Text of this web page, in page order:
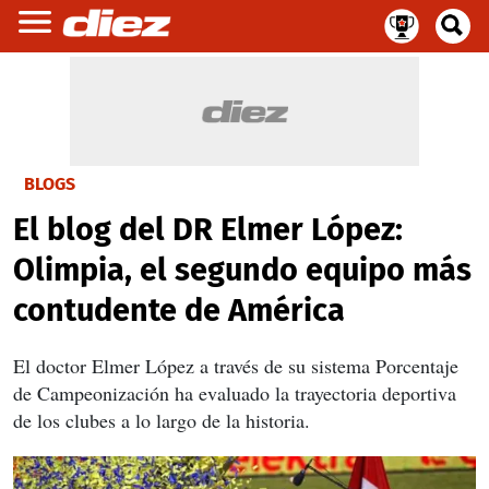
BLOGS
El blog del DR Elmer López:
Olimpia, el segundo equipo más
contudente de América
El doctor Elmer López a través de su sistema Porcentaje
de Campeonización ha evaluado la trayectoria deportiva
de los clubes a lo largo de la historia.